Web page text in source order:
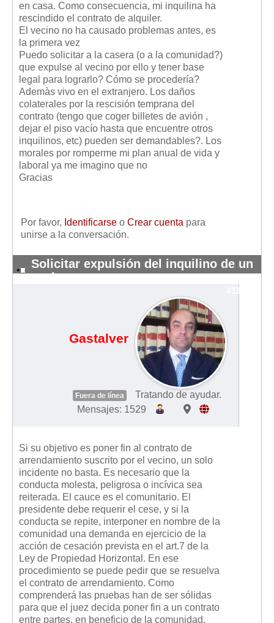
Diccionario
Usuario
Entrar / Salir
Mis boletines
en casa. Como consecuencia, mi inquilina ha
rescindido el contrato de alquiler.
El vecino no ha causado problemas antes, es
la primera vez
Puedo solicitar a la casera (o a la comunidad?)
que expulse al vecino por ello y tener base
legal para lograrlo? Cómo se procedería?
Ademàs vivo en el extranjero. Los daños
colaterales por la rescisión temprana del
contrato (tengo que coger billetes de avión ,
dejar el piso vacío hasta que encuentre otros
inquilinos, etc) pueden ser demandables?. Los
morales por romperme mi plan anual de vida y
laboral ya me imagino que no
Gracias
Por favor, Identificarse o Crear cuenta para
unirse a la conversación.
Solicitar expulsión del inquilino de un
vecino
Gastalver
Fuera de línea
Tratando de ayudar.
Mensajes: 1529
Si su objetivo es poner fin al contrato de
arrendamiento suscrito por el vecino, un solo
incidente no basta. Es necesario que la
conducta molesta, peligrosa o incívica sea
reiterada. El cauce es el comunitario. El
presidente debe requerir el cese, y si la
conducta se repite, interponer en nombre de la
comunidad una demanda en ejercicio de la
acción de cesación prevista en el art.7 de la
Ley de Propiedad Horizontal. En ese
procedimiento se puede pedir que se resuelva
el contrato de arrendamiento. Como
comprenderá las pruebas han de ser sólidas
para que el juez decida poner fin a un contrato
entre partes, en beneficio de la comunidad.